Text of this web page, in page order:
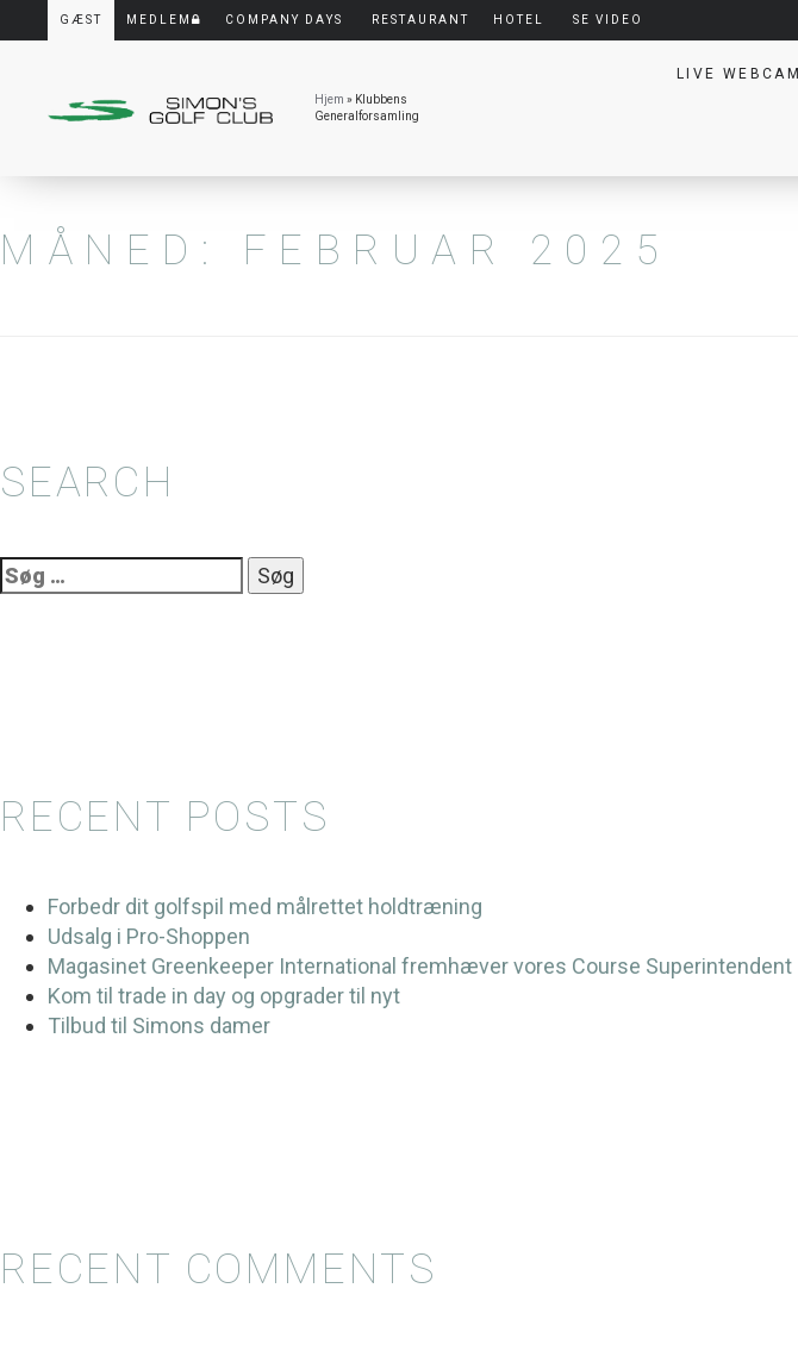
GÆST MEDLEM COMPANY DAYS RESTAURANT HOTEL SE VIDEO
Hjem » Klubbens
Generalforsamling
LIVE WEBCAM
MÅNED: FEBRUAR 2025
SEARCH
Søg
efter:
RECENT POSTS
Forbedr dit golfspil med målrettet holdtræning
Udsalg i Pro-Shoppen
Magasinet Greenkeeper International fremhæver vores Course Superintendent
Kom til trade in day og opgrader til nyt
Tilbud til Simons damer
RECENT COMMENTS